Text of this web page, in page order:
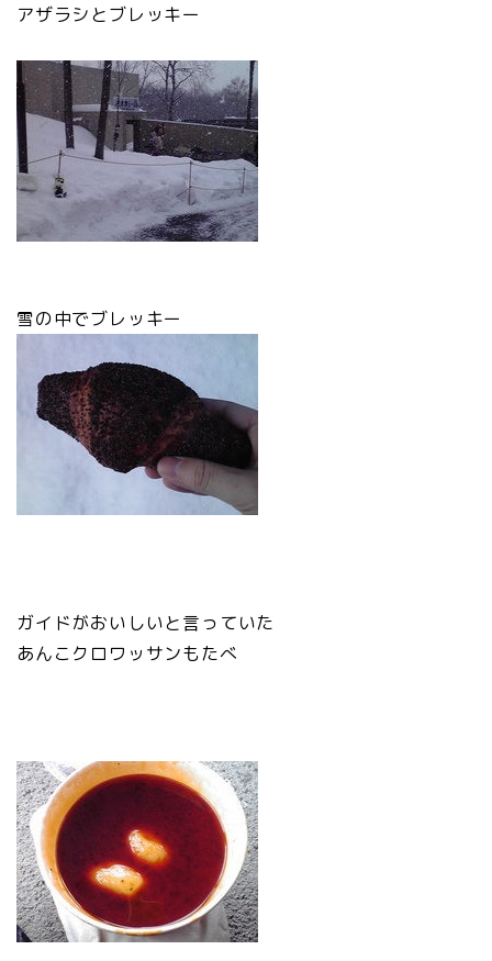
アザラシとブレッキー
雪の中でブレッキー
ガイドがおいしいと言っていた
あんこクロワッサンもたべ